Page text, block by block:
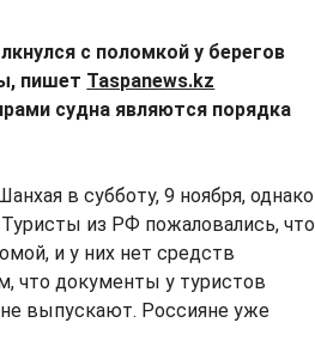
с поломкой у берегов
пишет Taspanews.kz
судна являются порядка
в субботу, 9 ноября, однако
из РФ пожаловались, что
и у них нет средств
что документы у туристов
не выпускают. Россияне уже